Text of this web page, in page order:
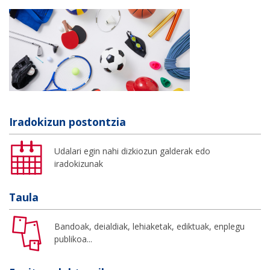
Iradokizun postontzia
Udalari egin nahi dizkiozun galderak edo
iradokizunak
Taula
Bandoak, deialdiak, lehiaketak, ediktuak, enplegu
publikoa...